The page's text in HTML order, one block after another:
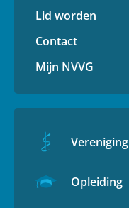
Lid worden
Contact
Mijn NVVG
Vereniging
Opleiding